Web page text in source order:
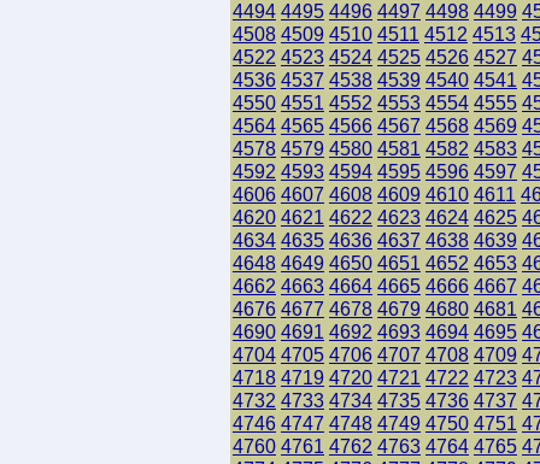
4494 4495 4496 4497 4498 4499
4508 4509 4510 4511 4512 4513
4522 4523 4524 4525 4526 4527
4536 4537 4538 4539 4540 4541
4550 4551 4552 4553 4554 4555
4564 4565 4566 4567 4568 4569
4578 4579 4580 4581 4582 4583
4592 4593 4594 4595 4596 4597
4606 4607 4608 4609 4610 4611
4620 4621 4622 4623 4624 4625
4634 4635 4636 4637 4638 4639
4648 4649 4650 4651 4652 4653
4662 4663 4664 4665 4666 4667
4676 4677 4678 4679 4680 4681
4690 4691 4692 4693 4694 4695
4704 4705 4706 4707 4708 4709
4718 4719 4720 4721 4722 4723
4732 4733 4734 4735 4736 4737
4746 4747 4748 4749 4750 4751
4760 4761 4762 4763 4764 4765